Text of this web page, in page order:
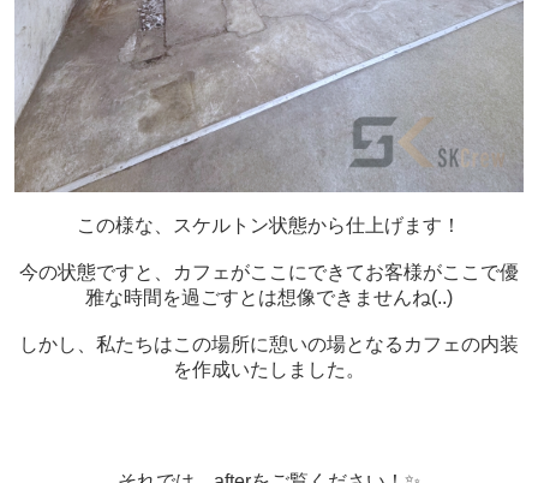
この様な、スケルトン状態から仕上げます！
今の状態ですと、カフェがここにできてお客様がここで優
雅な時間を過ごすとは想像できませんね(..)
しかし、私たちはこの場所に憩いの場となるカフェの内装
を作成いたしました。